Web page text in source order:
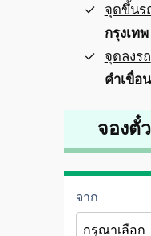
จุดขึ้นร
กรุงเท
จุดลงรถ
คำเขื่อ
จองตั๋